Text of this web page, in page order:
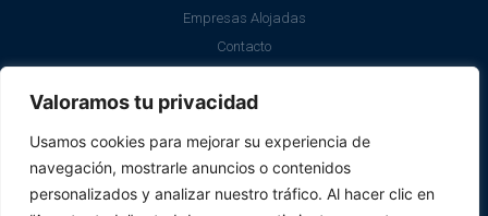
Valoramos tu privacidad
Usamos cookies para mejorar su experiencia de
navegación, mostrarle anuncios o contenidos
personalizados y analizar nuestro tráfico. Al hacer clic en
Empresas Alojadas
Contacto
Aviso Legal
Política de Cookies
SII